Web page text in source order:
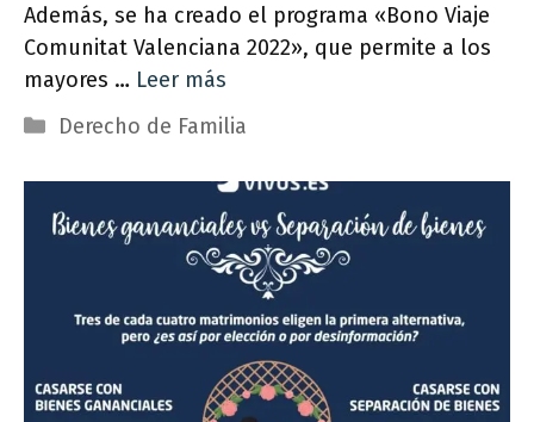
Además, se ha creado el programa «Bono Viaje
Comunitat Valenciana 2022», que permite a los
mayores … Leer más
Categorías
Derecho de Familia